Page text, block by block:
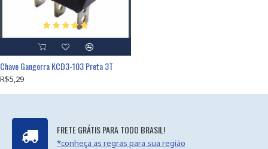
Chave Gangorra KCD3-103 Preta 3T
R$5,29
FRETE GRÁTIS PARA TODO BRASIL!
*conheça as regras para sua região